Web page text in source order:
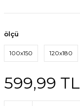
ölçü
100x150 120x180
599,99 TL